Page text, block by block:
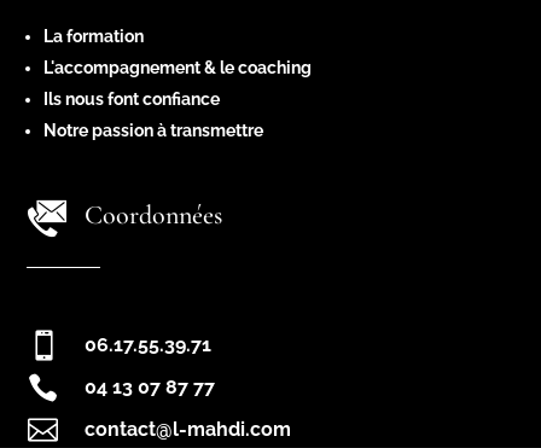
La formation
L'accompagnement & le coaching
Ils nous font confiance
Notre passion à transmettre
Coordonnées
 06.17.55.39.71
 04 13 07 87 77
 contact@l-mahdi.com